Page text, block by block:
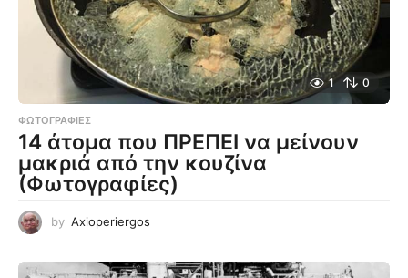
1 0
ΦΩΤΟΓΡΑΦΊΕΣ
14 άτομα που ΠΡΕΠΕΙ να μείνουν
μακριά από την κουζίνα
(Φωτογραφίες)
by Axioperiergos